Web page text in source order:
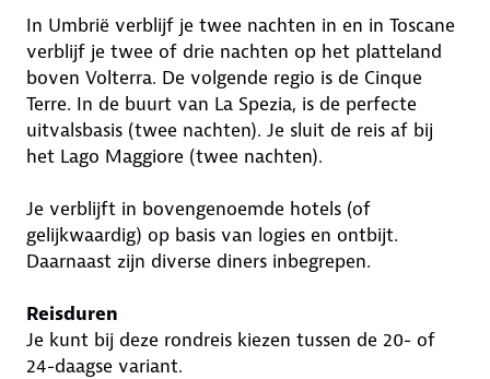
In Umbrië verblijf je twee nachten in en in Toscane
verblijf je twee of drie nachten op het platteland
boven Volterra. De volgende regio is de Cinque
Terre. In de buurt van La Spezia, is de perfecte
uitvalsbasis (twee nachten). Je sluit de reis af bij
het Lago Maggiore (twee nachten).
Je verblijft in bovengenoemde hotels (of
gelijkwaardig) op basis van logies en ontbijt.
Daarnaast zijn diverse diners inbegrepen.
Reisduren
Je kunt bij deze rondreis kiezen tussen de 20- of
24-daagse variant.